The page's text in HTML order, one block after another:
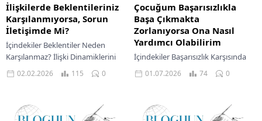
İlişkilerde Beklentileriniz
Karşılanmıyorsa, Sorun
İletişimde Mi?
İçindekiler Beklentiler Neden
Karşılanmaz? İlişki Dinamiklerini
Anlamak Gizli Beklentilerin Yıkıcı
Etkisi Farklı İletişim Tarzları ve Algı
02.02.2026 115 0
Çocuğum Başarısızlıkla
Başa Çıkmakta
Zorlanıyorsa Ona Nasıl
Yardımcı Olabilirim
İçindekiler Başarısızlık Karşısında
Çocuğunuzun Duygusal Dünyası
Ebeveyn Olarak Yaklaşımınızın
Oluşturmak Deneyimlerden
Öğrenme Fırsatları Sunmak...
01.07.2026 74 0